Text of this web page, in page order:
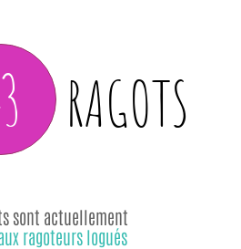
RAGOTS
sont actuellement
ragoteurs logués